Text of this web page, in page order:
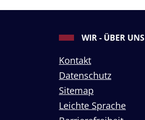
WIR - ÜBER UNS
Kontakt
Datenschutz
Sitemap
Leichte Sprache